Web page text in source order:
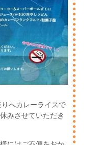
へカレーライスで
みさせていただき